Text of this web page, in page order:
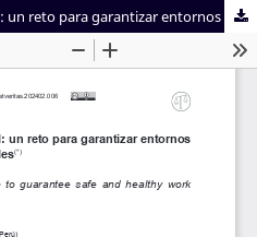
El cuidado de la salud mental: un reto para garantizar entornos de trabajo seguros y saludables